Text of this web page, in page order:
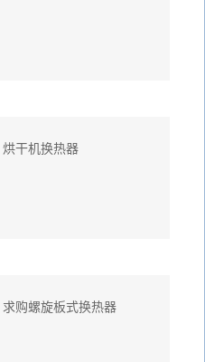
烘干机换热器
求购螺旋板式换热器